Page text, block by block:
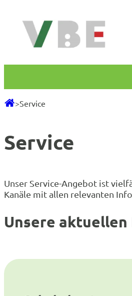
Inhalt
springen
>Service
Service
Unser Service-Angebot ist
Kanäle mit allen relevanten
Unsere